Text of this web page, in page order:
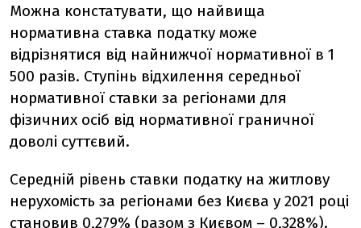
Можна констатувати, що найвища
нормативна ставка податку може
відрізнятися від найнижчої нормативної в 1
500 разів. Ступінь відхилення середньої
нормативної ставки за регіонами для
фізичних осіб від нормативної граничної
доволі суттєвий.
Середній рівень ставки податку на житлову
нерухомість за регіонами без Києва у 2021 році
становив 0,279% (разом з Києвом – 0,328%).